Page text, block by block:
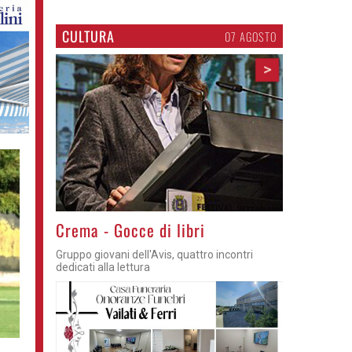
CULTURA 07 AGOSTO
>
Crema - Gocce di libri
Gruppo giovani dell'Avis, quattro incontri
dedicati alla lettura